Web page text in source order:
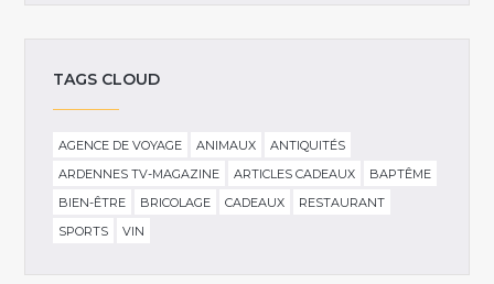
TAGS CLOUD
AGENCE DE VOYAGE ANIMAUX
ANTIQUITÉS
ARDENNES TV-MAGAZINE
ARTICLES CADEAUX
BAPTÊME
BIEN-ÊTRE
BRICOLAGE CADEAUX
RESTAURANT
SPORTS
VIN